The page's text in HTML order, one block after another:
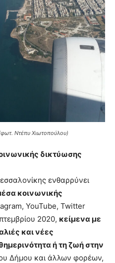
Ντέπυ Χιωτοπούλου)
δικτύωσης
ενθαρρύνει
κοινωνικής
YouTube, Twitter
2020, κείμενα με
και νέες
ή τη ζωή στην
Δήμου και άλλων φορέων,